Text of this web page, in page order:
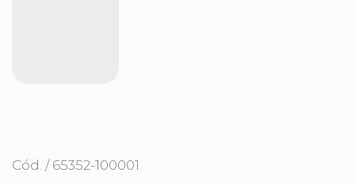
Cód. / 65352-100001